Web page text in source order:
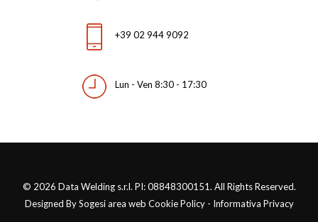
+39 02 944 9092
Lun - Ven 8:30 - 17:30
© 2026 Data Welding s.r.l. PI: 08848300151. All Rights Reserved.
Designed By Sogesi area web Cookie Policy - Informativa Privacy